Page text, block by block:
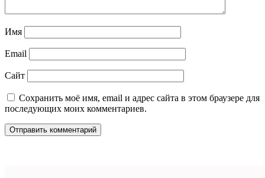
Имя
Email
Сайт
Сохранить моё имя, email и адрес сайта в этом браузере для
последующих моих комментариев.